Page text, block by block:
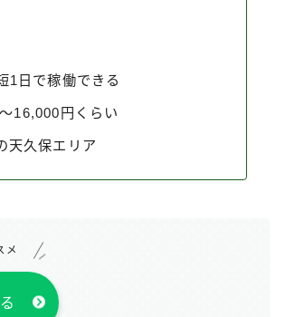
1日で稼働できる
16,000円くらい
天久保エリア
メ